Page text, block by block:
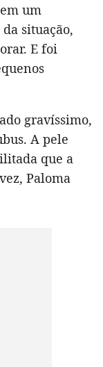
um
situação,
E foi
gravíssimo,
A pele
que a
Paloma